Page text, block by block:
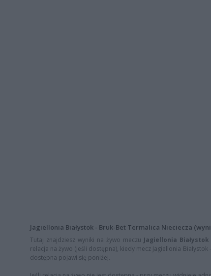
Jagiellonia Białystok - Bruk-Bet Termalica Nieciecza
Tutaj znajdziesz wyniki na żywo meczu Jagiellonia
relacja na żywo (jeśli dostępna), kiedy mecz Jagiellonia
dostępna pojawi się poniżej.